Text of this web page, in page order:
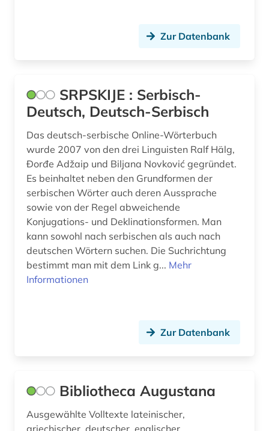
japanisch (7)
journalismus (1)
kassel (1)
kinder- und hausmärchen (1)
kinderbuch (1)
kinderliteratur (1)
konkordanz (2)
koreanisch (2)
Zur Datenbank
SRPSKIJE : Serbisch-
Deutsch, Deutsch-Serbisch
Das deutsch-serbische Online-Wörterbuch
wurde 2007 von den drei Linguisten Ralf Hälg,
Đorđe Adžaip und Biljana Novković gegründet.
Es beinhaltet neben den Grundformen der
serbischen Wörter auch deren Aussprache
sowie von der Regel abweichende
Konjugations- und Deklinationsformen. Man
kann sowohl nach serbischen als auch nach
deutschen Wörtern suchen. Die Suchrichtung
bestimmt man mit dem Link g... Mehr
Informationen
Zur Datenbank
Bibliotheca Augustana
Ausgewählte Volltexte lateinischer,